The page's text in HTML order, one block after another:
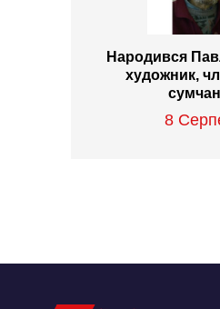
Народився
художник,
8